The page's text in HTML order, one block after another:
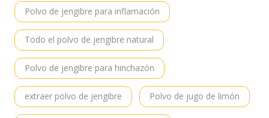
Polvo de jengibre para inflamación
Todo el polvo de jengibre natural
Polvo de jengibre para hinchazón
extraer polvo de jengibre Polvo de jugo de limón